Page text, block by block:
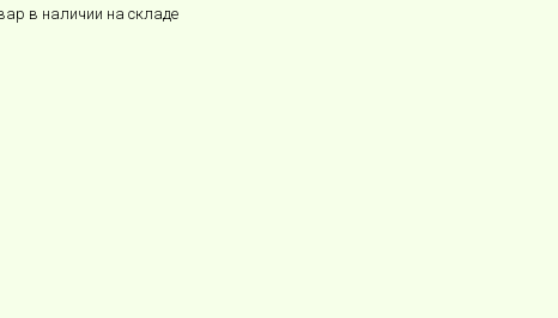
в наличии на складе